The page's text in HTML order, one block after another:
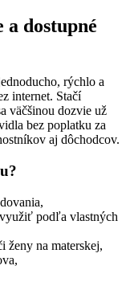
a dostupné
rýchlo a
internet. Stačí
väčšinou dozvie už
bez poplatku za
aj dôchodcov.
podľa vlastných
ženy na materskej,